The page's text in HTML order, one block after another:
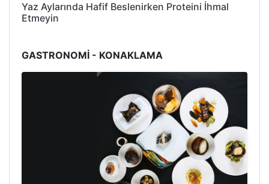
Yaz Aylarında Hafif Beslenirken Proteini İhmal
Etmeyin
GASTRONOMİ - KONAKLAMA